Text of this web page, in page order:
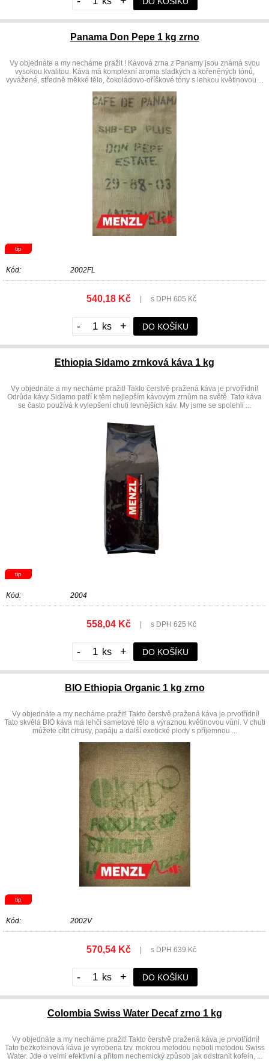
Panama Don Pepe 1 kg zrno
Vy objednáte a my necháme pražit ! Kávová zrna z Panamy jsou známá svou
vysokou kvalitou. Káva má komplexní aroma sladkých a kořeněných tónů,
vyvážené, středně měkké tělo, čokoládovo-oříškové tóny s lehkou květinovou ...
tip
Kód: 2002FL
540,18 Kč s DPH 605 Kč
- + DO KOŠÍKU
Ethiopia Sidamo zrnková káva 1 kg
Vy objednáte a my necháme pražit! Takto čerstvě pražená káva je prvotřídní!
Odrůda kávy Sidamo patří k těm nejlepším kávovým zrnům na světě. Tato káva
se často používá k vylepšení chuti levnějších káv. My jsme se spolehli ...
tip
Kód: 2004
558,04 Kč s DPH 625 Kč
- + DO KOŠÍKU
BIO Ethiopia Organic 1 kg zrno
Vy objednáte a my necháme pražit! Takto čerstvě pražená káva je prvotřídní!
Tato skvělá BIO káva má lehčí sametové tělo a výraznou květinovou vůni. V chuti
můžete cítit citrusy, papáju a další exotické plody s příjemnou ...
tip
Kód: 2002V
570,54 Kč s DPH 639 Kč
- + DO KOŠÍKU
Colombia Swiss Water Decaf zrno 1 kg
Vy objednáte a my necháme pražit! Takto čerstvě pražená káva je prvotřídní!
Tato bezkofeinová káva je vyrobena tzv. mokrou metodou neboli metodou Swiss
Water. Jde o velmi efektivní a přitom nechemický způsob jak odstranit kofein, ...